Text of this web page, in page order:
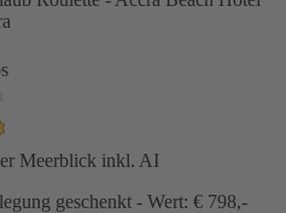
Meerblick inkl. AI
geschenkt - Wert: € 798,-